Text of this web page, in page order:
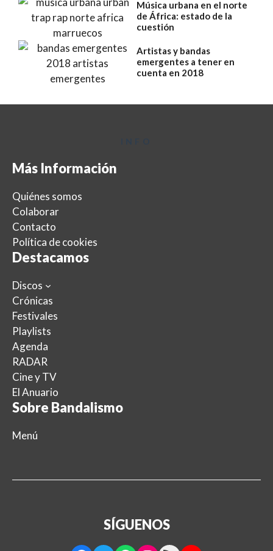
Música urbana en el norte
de África: estado de la
cuestión
Artistas y bandas
emergentes a tener en
cuenta en 2018
Más Información
Quiénes somos
Colaborar
Contacto
Política de cookies
Destacamos
Discos
Crónicas
Festivales
Playlists
Agenda
RADAR
Cine y TV
El Anuario
Sobre Bandalismo
Menú
SÍGUENOS